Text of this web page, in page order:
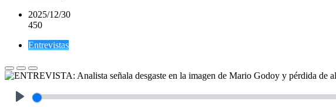
2025/12/30
450
Entrevistas